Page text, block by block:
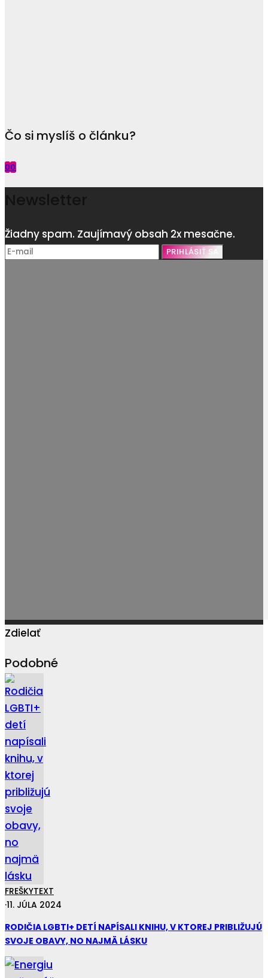
Čo si myslíš o článku?
00
Žiadny spam. Zaujímavý obsah 2x mesačne.
Zdielať
Podobné
FREŠKYTEXT
·11. JÚLA 2024
RODIČIA LGBTI+ DETÍ NAPÍSALI KNIHU, V KTOREJ PRIBLIŽUJÚ
SVOJE OBAVY, NO NAJMÄ LÁSKU